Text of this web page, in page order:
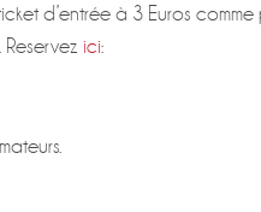
d’entrée à 3 Euros
ici: